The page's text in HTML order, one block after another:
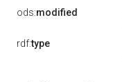
ods:modified
rdf:type